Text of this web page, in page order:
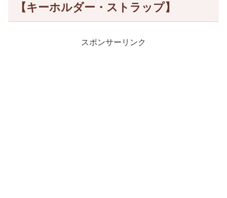
【キーホルダー・ストラップ】
スポンサーリンク